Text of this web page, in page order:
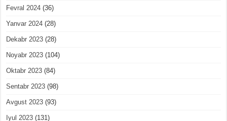
Fevral 2024 (36)
Yanvar 2024 (28)
Dekabr 2023 (28)
Noyabr 2023 (104)
Oktabr 2023 (84)
Sentabr 2023 (98)
Avgust 2023 (93)
Iyul 2023 (131)